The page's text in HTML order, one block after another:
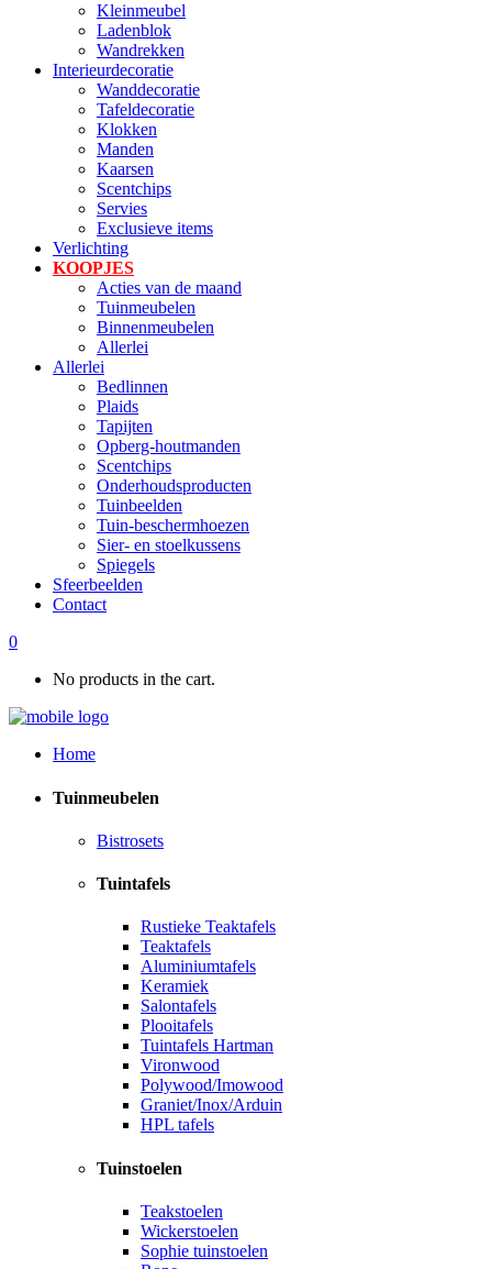
Kleinmeubel
Ladenblok
Wandrekken
Interieurdecoratie
Wanddecoratie
Tafeldecoratie
Klokken
Manden
Kaarsen
Scentchips
Servies
Exclusieve items
Verlichting
KOOPJES
Acties van de maand
Tuinmeubelen
Binnenmeubelen
Allerlei
Allerlei
Bedlinnen
Plaids
Tapijten
Opberg-houtmanden
Scentchips
Onderhoudsproducten
Tuinbeelden
Tuin-beschermhoezen
Sier- en stoelkussens
Spiegels
Sfeerbeelden
Contact
0
No products in the cart.
Home
Tuinmeubelen
Bistrosets
Tuintafels
Rustieke Teaktafels
Teaktafels
Aluminiumtafels
Keramiek
Salontafels
Plooitafels
Tuintafels Hartman
Vironwood
Polywood/Imowood
Graniet/Inox/Arduin
HPL tafels
Tuinstoelen
Teakstoelen
Wickerstoelen
Sophie tuinstoelen